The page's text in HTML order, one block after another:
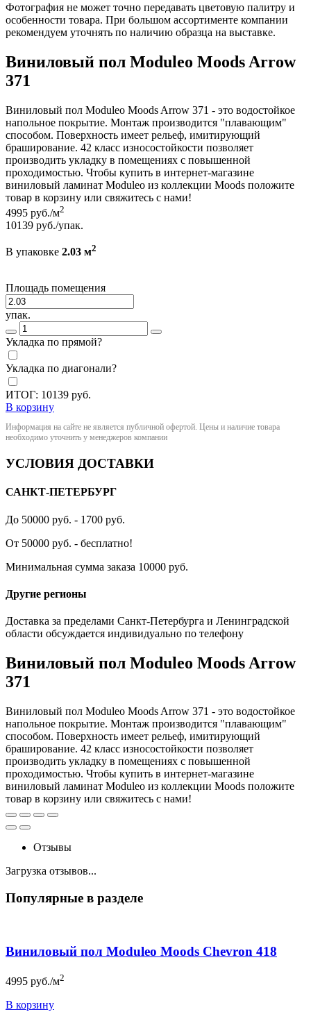
Фотография не может точно передавать цветовую палитру и
особенности товара. При большом ассортименте компании
рекомендуем уточнять по наличию образца на выставке.
Виниловый пол Moduleo Moods Arrow
371
Виниловый пол Moduleo Moods Arrow 371 - это водостойкое
напольное покрытие. Монтаж производится "плавающим"
способом. Поверхность имеет рельеф, имитирующий
браширование. 42 класс износостойкости позволяет
производить укладку в помещениях с повышенной
проходимостью. Чтобы купить в интернет-магазине
виниловый ламинат Moduleo из коллекции Moods положите
товар в корзину или свяжитесь с нами!
4995 руб./м2
10139 руб./упак.
В упаковке 2.03 м2
Площадь помещения
упак.
Укладка по прямой?
Укладка по диагонали?
ИТОГ: 10139 руб.
В корзину
Информация на сайте не является публичной офертой. Цены и наличие товара
необходимо уточнить у менеджеров компании
УСЛОВИЯ ДОСТАВКИ
САНКТ-ПЕТЕРБУРГ
До 50000 руб. - 1700 руб.
От 50000 руб. - бесплатно!
Минимальная сумма заказа 10000 руб.
Другие регионы
Доставка за пределами Санкт-Петербурга и Ленинградской
области обсуждается индивидуально по телефону
Виниловый пол Moduleo Moods Arrow
371
Виниловый пол Moduleo Moods Arrow 371 - это водостойкое
напольное покрытие. Монтаж производится "плавающим"
способом. Поверхность имеет рельеф, имитирующий
браширование. 42 класс износостойкости позволяет
производить укладку в помещениях с повышенной
проходимостью. Чтобы купить в интернет-магазине
виниловый ламинат Moduleo из коллекции Moods положите
товар в корзину или свяжитесь с нами!
Отзывы
Загрузка отзывов...
Популярные в разделе
Виниловый пол Moduleo Moods Chevron 418
4995 руб./м2
В корзину